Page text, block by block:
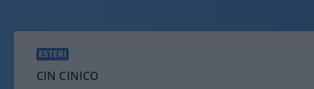
ESTERI
CIN CINICO